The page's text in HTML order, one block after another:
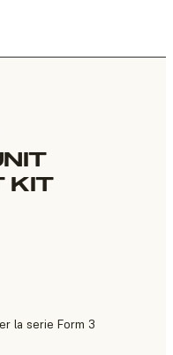
KIT
la serie Form 3